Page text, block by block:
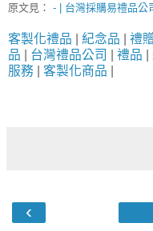
原文見： - | 台灣採購易禮品公
客製化禮品 紀念品 禮
品
台灣禮品公司 禮品
服務
客製化商品
‹